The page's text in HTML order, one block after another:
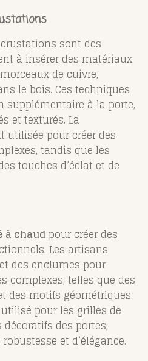
sont des
à insérer des matériaux
de cuivre,
le bois. Ces techniques
à la porte,
et texturés. La
utilisée pour créer des
tandis que les
touches d’éclat et de
chaud pour créer des
Les artisans
des enclumes pour
complexes, telles que des
des motifs géométriques.
pour les grilles de
des portes,
et d’élégance.